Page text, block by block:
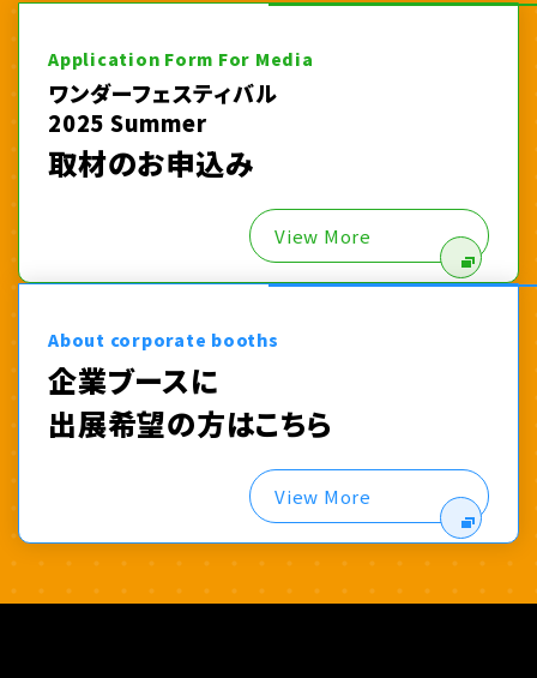
Application Form For Media
ワンダーフェスティバル
2025 Summer
取材のお申込み
View More
About corporate booths
企業ブースに
出展希望の方はこちら
View More